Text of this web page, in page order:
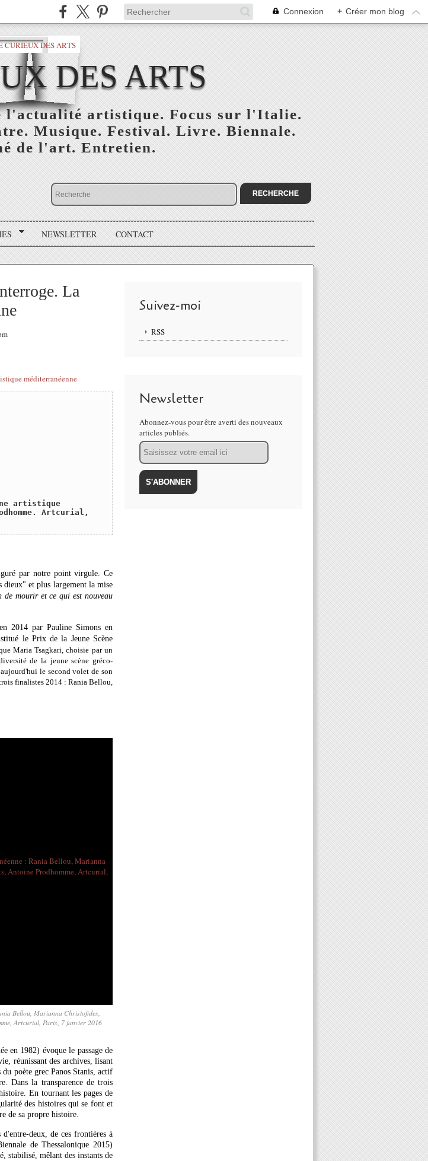
Connexion + Créer mon blog
DES ARTS
l'actualité artistique. Focus sur l'Italie.
Musique. Festival. Livre. Biennale.
de l'art. Entretien.
NEWSLETTER CONTACT
La
artistique
Artcurial,
par notre point virgule. Ce
dieux" et plus largement la mise
de mourir et ce qui est nouveau
2014 par Pauline Simons en
le Prix de la Jeune Scène
Maria Tsagkari, choisie par un
de la jeune scène gréco-
le second volet de son
finalistes 2014 : Rania Bellou,
Bellou, Marianna Christofides,
Artcurial, Paris, 7 janvier 2016
en 1982) évoque le passage de
réunissant des archives, lisant
poète grec Panos Stanis, actif
Dans la transparence de trois
En tournant les pages de
des histoires qui se font et
de sa propre histoire.
deux, de ces frontières à
de Thessalonique 2015)
stabilisé, mêlant des instants de
Suivez-moi
RSS
Newsletter
Abonnez-vous pour être averti des nouveaux
articles publiés.
Email